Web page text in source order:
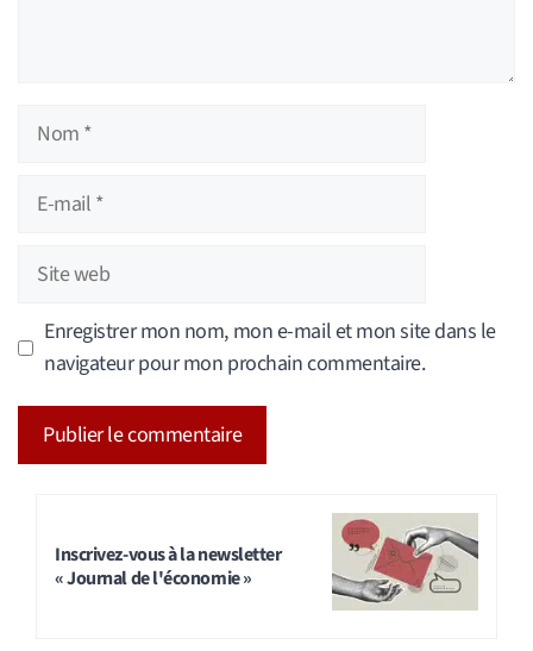
Nom
Site
Enregistrer mon nom, mon e-mail et mon site dans le
navigateur pour mon prochain commentaire.
Inscrivez-vous à la newsletter
« Journal de l'économie »